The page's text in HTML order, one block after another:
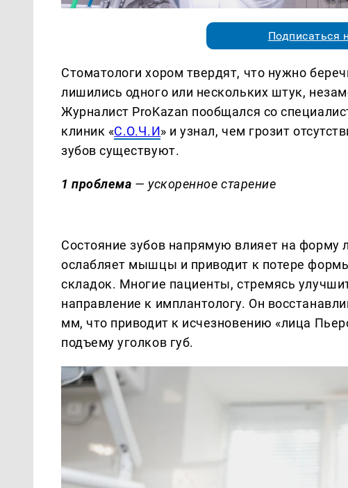
Подписаться
Стоматологи хором твердят, что нужно
лишились одного или нескольких штук,
Журналист ProKazan пообщался со
клиник «С.О.Ч.И» и узнал, чем грозит
зубов существуют.
1 проблема — ускоренное старение
Состояние зубов напрямую влияет на форму
ослабляет мышцы и приводит к потере
складок. Многие пациенты, стремясь
направление к имплантологу. Он
мм, что приводит к исчезновению «лица
подъему уголков губ.